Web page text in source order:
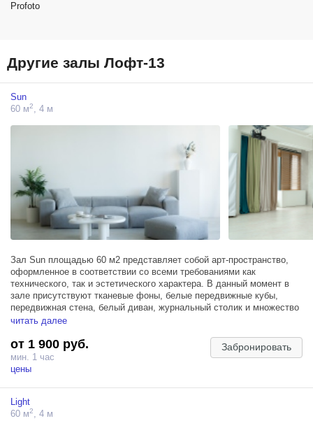
Profoto
Другие залы Лофт-13
Sun
60 м2, 4 м
Зал Sun площадью 60 м2 представляет собой арт-пространство,
оформленное в соответствии со всеми требованиями как
технического, так и эстетического характера. В данный момент в
зале присутствуют тканевые фоны, белые передвижные кубы,
передвижная стена, белый диван, журнальный столик и множество
стульев.
Оборудование в зале:
- 3 источника импульсного света ProfotoD2
- softbox RFI 3 octa
- softbox RFI 1x6 (стрипбокс)
читать далее
от 1 900 руб.
мин. 1 час
цены
Забронировать
Light
60 м2, 4 м